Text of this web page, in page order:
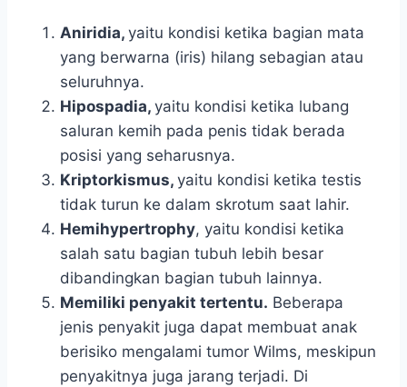
Aniridia, yaitu kondisi ketika bagian mata
yang berwarna (iris) hilang sebagian atau
seluruhnya.
Hipospadia, yaitu kondisi ketika lubang
saluran kemih pada penis tidak berada
posisi yang seharusnya.
Kriptorkismus, yaitu kondisi ketika testis
tidak turun ke dalam skrotum saat lahir.
Hemihypertrophy, yaitu kondisi ketika
salah satu bagian tubuh lebih besar
dibandingkan bagian tubuh lainnya.
Memiliki penyakit tertentu. Beberapa
jenis penyakit juga dapat membuat anak
berisiko mengalami tumor Wilms, meskipun
penyakitnya juga jarang terjadi. Di